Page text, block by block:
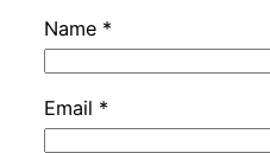
Name *
Email *